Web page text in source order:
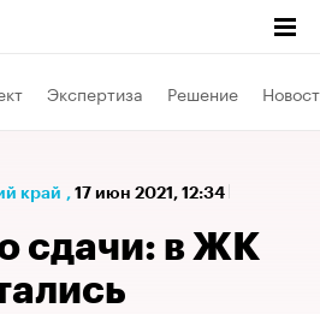
Экспертиза Решение
край , 17 июн 2021, 12:34
сдачи: в ЖК